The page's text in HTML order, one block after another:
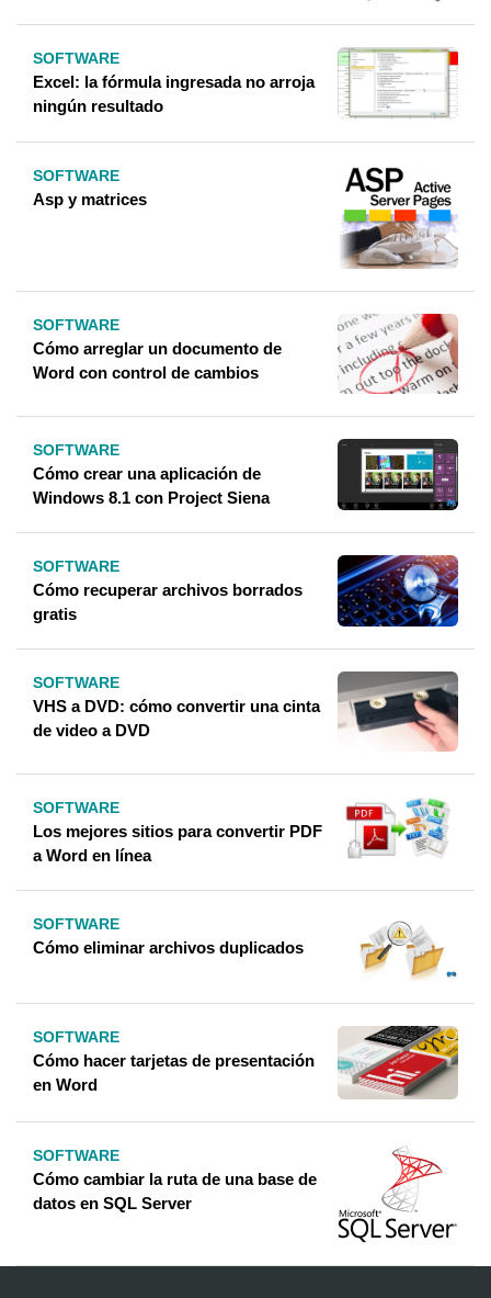
SOFTWARE
Excel: la fórmula ingresada no arroja
ningún resultado
SOFTWARE
Asp y matrices
SOFTWARE
Cómo arreglar un documento de
Word con control de cambios
SOFTWARE
Cómo crear una aplicación de
Windows 8.1 con Project Siena
SOFTWARE
Cómo recuperar archivos borrados
gratis
SOFTWARE
VHS a DVD: cómo convertir una cinta
de video a DVD
SOFTWARE
Los mejores sitios para convertir PDF
a Word en línea
SOFTWARE
Cómo eliminar archivos duplicados
SOFTWARE
Cómo hacer tarjetas de presentación
en Word
SOFTWARE
Cómo cambiar la ruta de una base de
datos en SQL Server